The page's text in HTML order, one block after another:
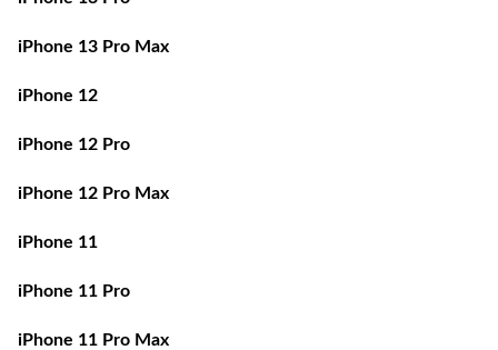
iPhone 13 Pro Max
iPhone 12
iPhone 12 Pro
iPhone 12 Pro Max
iPhone 11
iPhone 11 Pro
iPhone 11 Pro Max